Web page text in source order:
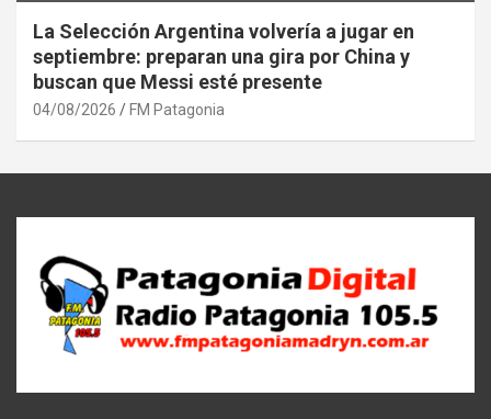
La Selección Argentina volvería a jugar en
septiembre: preparan una gira por China y
buscan que Messi esté presente
04/08/2026 FM Patagonia